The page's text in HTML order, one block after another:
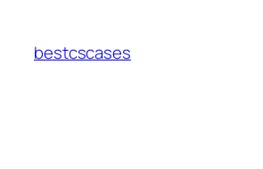
содержимому
bestcscases